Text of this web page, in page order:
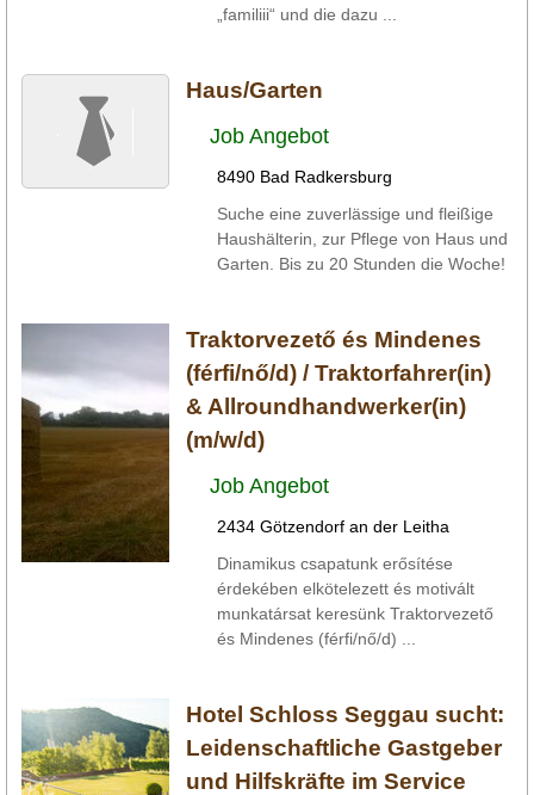
„familiii“ und die dazu ...
Haus/Garten
Job Angebot
8490 Bad Radkersburg
Suche eine zuverlässige und fleißige
Haushälterin, zur Pflege von Haus und
Garten. Bis zu 20 Stunden die Woche!
Traktorvezető és Mindenes
(férfi/nő/d) / Traktorfahrer(in)
& Allroundhandwerker(in)
(m/w/d)
Job Angebot
2434 Götzendorf an der Leitha
Dinamikus csapatunk erősítése
érdekében elkötelezett és motivált
munkatársat keresünk Traktorvezető
és Mindenes (férfi/nő/d) ...
Hotel Schloss Seggau sucht:
Leidenschaftliche Gastgeber
und Hilfskräfte im Service